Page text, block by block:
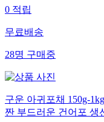
0적립
무료배송
28명구매중
구운 아귀포채 150g-
짠 부드러운 건어포 생